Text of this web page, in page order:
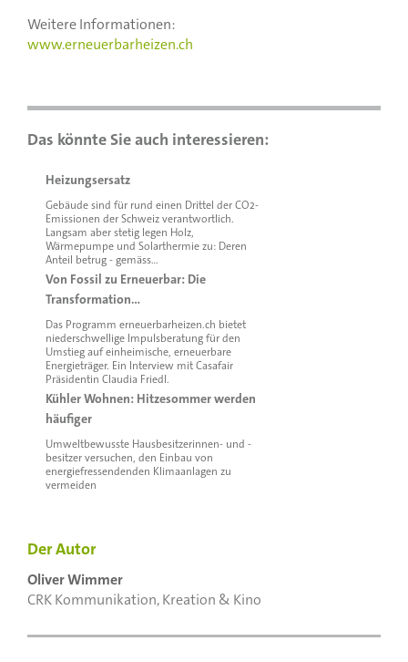
Weitere Informationen:
www.erneuerbarheizen.ch
Heizungsersatz
Gebäude sind für rund einen Drittel der CO2-
Emissionen der Schweiz verantwortlich.
Langsam aber stetig legen Holz,
Wärmepumpe und Solarthermie zu: Deren
Anteil betrug - gemäss…
Von Fossil zu Erneuerbar: Die
Transformation…
Das Programm erneuerbarheizen.ch bietet
niederschwellige Impulsberatung für den
Umstieg auf einheimische, erneuerbare
Energieträger. Ein Interview mit Casafair
Präsidentin Claudia Friedl.
Kühler Wohnen: Hitzesommer werden
häufiger
Umweltbewusste Hausbesitzerinnen- und -
besitzer versuchen, den Einbau von
energiefressendenden Klimaanlagen zu
vermeiden
Der Autor
Oliver Wimmer
CRK Kommunikation, Kreation & Kino